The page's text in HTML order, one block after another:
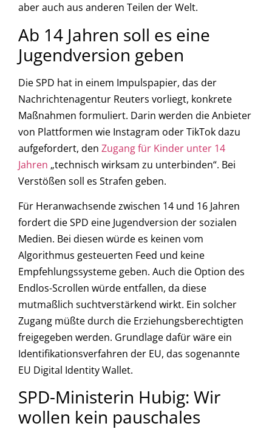
aber auch aus anderen Teilen der Welt.
Ab 14 Jahren soll es eine
Jugendversion geben
Die SPD hat in einem Impulspapier, das der
Nachrichtenagentur Reuters vorliegt, konkrete
Maßnahmen formuliert. Darin werden die Anbieter
von Plattformen wie Instagram oder TikTok dazu
aufgefordert, den Zugang für Kinder unter 14
Jahren „technisch wirksam zu unterbinden“. Bei
Verstößen soll es Strafen geben.
Für Heranwachsende zwischen 14 und 16 Jahren
fordert die SPD eine Jugendversion der sozialen
Medien. Bei diesen würde es keinen vom
Algorithmus gesteuerten Feed und keine
Empfehlungssysteme geben. Auch die Option des
Endlos-Scrollen würde entfallen, da diese
mutmaßlich suchtverstärkend wirkt. Ein solcher
Zugang müßte durch die Erziehungsberechtigten
freigegeben werden. Grundlage dafür wäre ein
Identifikationsverfahren der EU, das sogenannte
EU Digital Identity Wallet.
SPD-Ministerin Hubig: Wir
wollen kein pauschales